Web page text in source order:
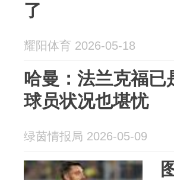
了
耀阳体育 2026-05-18
哈曼：法兰克福
球员状况也堪忧
绿茵情报局 2026-05-09